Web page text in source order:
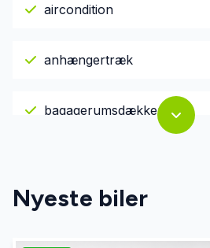
aircondition
anhængertræk
bagagerumsdækken
el-spejle
Nyeste biler